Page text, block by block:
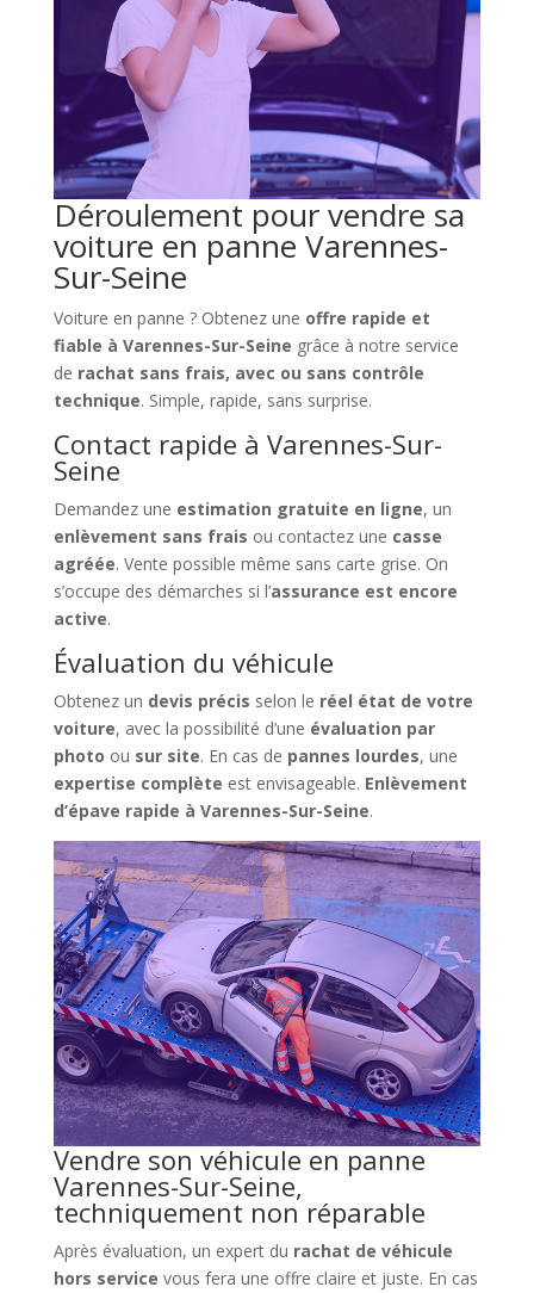
Déroulement pour vendre sa
voiture en panne Varennes-
Sur-Seine
Voiture en panne ? Obtenez une offre rapide et
fiable à Varennes-Sur-Seine grâce à notre service
de rachat sans frais, avec ou sans contrôle
technique. Simple, rapide, sans surprise.
Contact rapide à Varennes-Sur-
Seine
Demandez une estimation gratuite en ligne, un
enlèvement sans frais ou contactez une casse
agréée. Vente possible même sans carte grise. On
s’occupe des démarches si l’assurance est encore
active.
Évaluation du véhicule
Obtenez un devis précis selon le réel état de votre
voiture, avec la possibilité d’une évaluation par
photo ou sur site. En cas de pannes lourdes, une
expertise complète est envisageable. Enlèvement
d’épave rapide à Varennes-Sur-Seine.
Vendre son véhicule en panne
Varennes-Sur-Seine,
techniquement non réparable
Après évaluation, un expert du rachat de véhicule
hors service vous fera une offre claire et juste. En cas